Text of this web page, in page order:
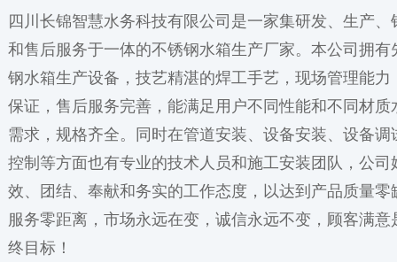
四川长锦智慧水务科技有限公司是一家集研发、生产、
和售后服务于一体的不锈钢水箱生产厂家。本公司拥有
钢水箱生产设备，技艺精湛的焊工手艺，现场管理能力
保证，售后服务完善，能满足用户不同性能和不同材质
需求，规格齐全。同时在管道安装、设备安装、设备调
控制等方面也有专业的技术人员和施工安装团队，公司
效、团结、奉献和务实的工作态度，以达到产品质量零
服务零距离，市场永远在变，诚信永远不变，顾客满意
终目标！